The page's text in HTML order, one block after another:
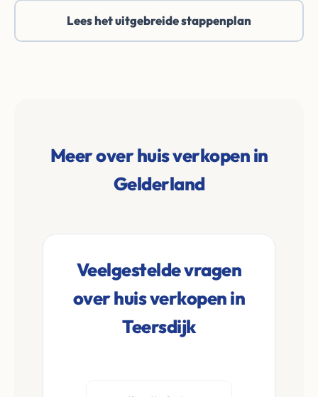
Lees het uitgebreide stappenplan
Meer over huis verkopen in
Gelderland
Veelgestelde vragen
over huis verkopen in
Teersdijk